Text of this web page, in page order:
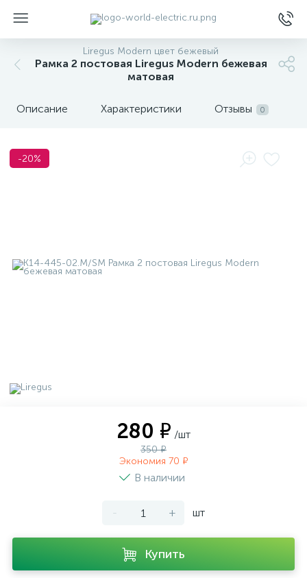
Liregus Modern цвет бежевый
Рамка 2 постовая Liregus Modern бежевая
матовая
Описание Характеристики Отзывы 0
-20%
280 ₽ /шт
350 ₽
Экономия 70 ₽
В наличии
- + шт
Купить